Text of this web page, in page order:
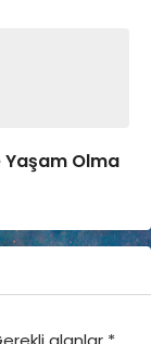
Yaşam Olma